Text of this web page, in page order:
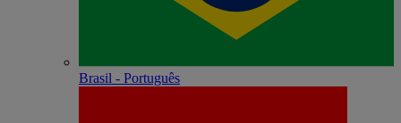
Brasil - Português